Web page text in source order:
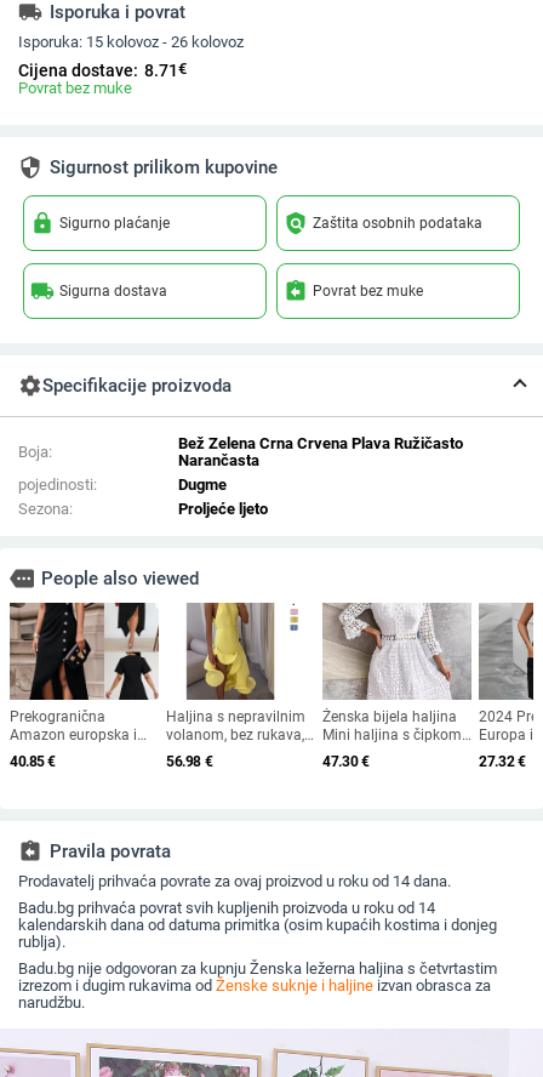
local_shipping Isporuka i povrat
Isporuka: 15 kolovoz - 26 kolovoz
Cijena dostave: 8.71€
Povrat bez muke
security Sigurnost prilikom kupovine
lock Sigurno plaćanje policy Zaštita osobnih podataka
local_shipping Sigurna dostava assignment_return Povrat bez muke
settingsSpecifikacije proizvoda
Boja:
Bež Zelena Crna Crvena Plava Ružičasto
Narančasta
pojedinosti:
Dugme
Sezona:
Proljeće ljeto
more People also viewed
Prekogranična
Amazon europska i
američka ženska
moda elegantna
40.85€
Haljina s nepravilnim
volanom, bez rukava,
saten, uski kroj, visoki
ovratnik
56.98 €
Ženska bijela haljina
Mini haljina s čipkom i
rupicama, volanima i
rubom, za vjenčanje,
47.30€
2024
Europa i
Amazon
Ljeto
27.32€
assignment_return Pravila povrata
Prodavatelj prihvaća povrate za ovaj proizvod u roku od 14 dana.
Badu.bg prihvaća povrat svih kupljenih proizvoda u roku od 14
kalendarskih dana od datuma primitka (osim kupaćih kostima i donjeg
rublja).
Badu.bg nije odgovoran za kupnju Ženska ležerna haljina s četvrtastim
izrezom i dugim rukavima od Ženske suknje i haljine izvan obrasca za
narudžbu.